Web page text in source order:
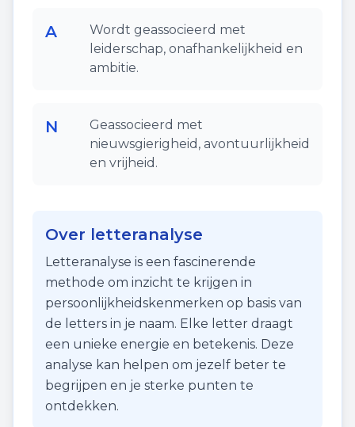
A
Wordt geassocieerd met
leiderschap, onafhankelijkheid en
ambitie.
N
Geassocieerd met
nieuwsgierigheid, avontuurlijkheid
en vrijheid.
Over letteranalyse
Letteranalyse is een fascinerende
methode om inzicht te krijgen in
persoonlijkheidskenmerken op basis van
de letters in je naam. Elke letter draagt
een unieke energie en betekenis. Deze
analyse kan helpen om jezelf beter te
begrijpen en je sterke punten te
ontdekken.